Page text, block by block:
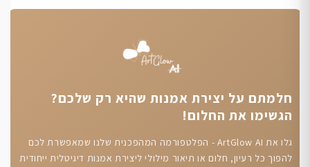
חלמתם על יצירת אמנות שהיא רק שלכם?
הגשימו את החלום!
גלו את ArtGlow AI - הפלטפורמה המהפכנית שלנו שמאפשרת לכם
להפוך כל רעיון, חלום או תיאור מילולי ליצירת אמנות דיגיטלית ייחודית